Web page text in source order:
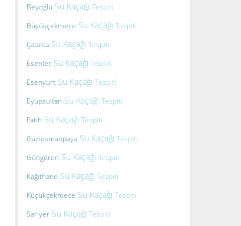
Beyoğlu Su Kaçağı Tespiti
Büyükçekmece Su Kaçağı Tespiti
ÇatalcaSu Kaçağı Tespiti
EsenlerSu Kaçağı Tespiti
EsenyurtSu Kaçağı Tespiti
Eyüpsultan Su Kaçağı Tespiti
Fatih Su Kaçağı Tespiti
GaziosmanpaşaSu Kaçağı Tespiti
Güngören Su Kaçağı Tespiti
Kağıthane Su Kaçağı Tespiti
Küçükçekmece Su Kaçağı Tespiti
SarıyerSu Kaçağı Tespiti